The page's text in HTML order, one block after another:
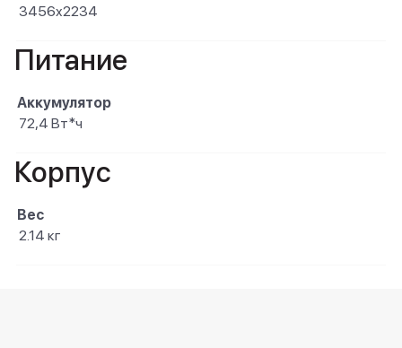
3456x2234
Питание
Аккумулятор
72,4 Вт*ч
Корпус
Вес
2.14 кг